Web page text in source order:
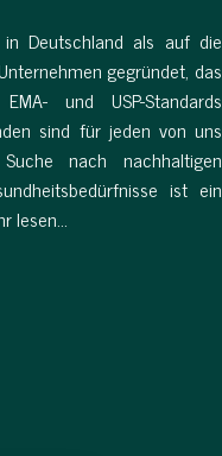
Deutschland als auf die
gegründet, das
und USP-Standards
sind für jeden von uns
nach nachhaltigen
ist ein
lesen...